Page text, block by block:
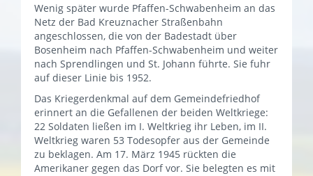
Wenig später wurde Pfaffen-Schwabenheim an das
Netz der Bad Kreuznacher Straßenbahn
angeschlossen, die von der Badestadt über
Bosenheim nach Pfaffen-Schwabenheim und weiter
nach Sprendlingen und St. Johann führte. Sie fuhr
auf dieser Linie bis 1952.
Das Kriegerdenkmal auf dem Gemeindefriedhof
erinnert an die Gefallenen der beiden Weltkriege:
22 Soldaten ließen im I. Weltkrieg ihr Leben, im II.
Weltkrieg waren 53 Todesopfer aus der Gemeinde
zu beklagen. Am 17. März 1945 rückten die
Amerikaner gegen das Dorf vor. Sie belegten es mit